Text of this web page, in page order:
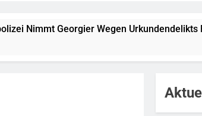
Nimmt Georgier Wegen Urkundendelikts
Knopfdruck / Schnelle Festnahme Nach